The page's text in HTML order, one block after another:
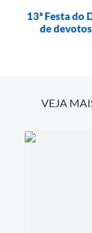
13ª Festa do
de
VEJA